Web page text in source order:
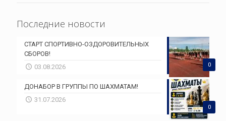
Последние новости
0
СТАРТ СПОРТИВНО-ОЗДОРОВИТЕЛЬНЫХ
СБОРОВ!
03.08.2026
0
ДОНАБОР В ГРУППЫ ПО ШАХМАТАМ!
31.07.2026